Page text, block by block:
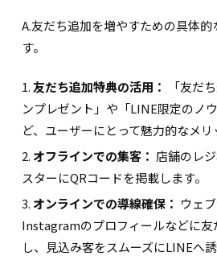
A.友だち追加を増やすための具体
す。
友だち追加特典の活用：
「友だ
ンプレゼント」や「LINE限定のノ
ど、ユーザーにとって魅力的なメリ
オフラインでの集客： 店舗のレ
スターにQRコードを掲載します。
オンラインでの導線確保： ウェ
Instagramのプロフィールなどに友
し、見込み客をスムーズにLINEへ誘